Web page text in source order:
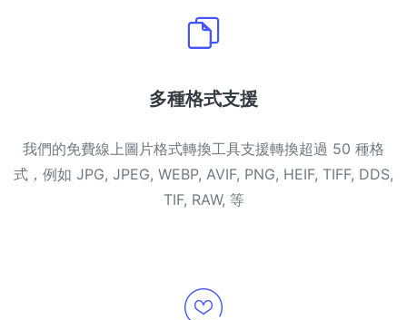
多種格式支援
我們的免費線上圖片格式轉換工具支援轉換超過 50 種格
式，例如 JPG, JPEG, WEBP, AVIF, PNG, HEIF, TIFF, DDS,
TIF, RAW, 等